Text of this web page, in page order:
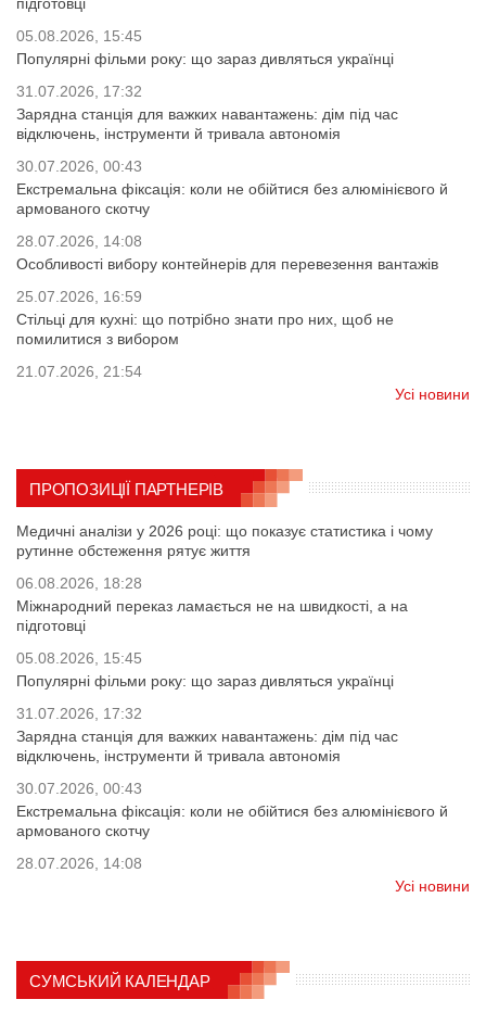
05.08.2026, 15:45
Популярні фільми року: що зараз дивляться українці
31.07.2026, 17:32
Зарядна станція для важких навантажень: дім під час
відключень, інструменти й тривала автономія
30.07.2026, 00:43
Екстремальна фіксація: коли не обійтися без алюмінієвого й
армованого скотчу
28.07.2026, 14:08
Особливості вибору контейнерів для перевезення вантажів
25.07.2026, 16:59
Стільці для кухні: що потрібно знати про них, щоб не
помилитися з вибором
21.07.2026, 21:54
Усі новини
ПРОПОЗИЦІЇ ПАРТНЕРІВ
Медичні аналізи у 2026 році: що показує статистика і чому
рутинне обстеження рятує життя
06.08.2026, 18:28
Міжнародний переказ ламається не на швидкості, а на
підготовці
05.08.2026, 15:45
Популярні фільми року: що зараз дивляться українці
31.07.2026, 17:32
Зарядна станція для важких навантажень: дім під час
відключень, інструменти й тривала автономія
30.07.2026, 00:43
Екстремальна фіксація: коли не обійтися без алюмінієвого й
армованого скотчу
28.07.2026, 14:08
Усі новини
СУМСЬКИЙ КАЛЕНДАР